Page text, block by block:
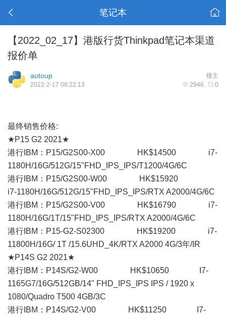
笔记本
【2022_02_17】港版行货Thinkpad笔记本渠道
报价单
楼主
autoup
2946 0
2022-2-17 08:22:13
最终销售价格:
★P15 G2 2021★
港行IBM：P15/G2S00-X00 HK$14500 i7-
1180H/16G/512G/15"FHD_IPS_IPS/T1200/4G/6C
港行IBM：P15/G2S00-W00 HK$15920
i7-1180H/16G/512G/15"FHD_IPS_IPS/RTX A2000/4G/6C
港行IBM：P15/G2S00-V00 HK$16790 i7-
1180H/16G/1T/15"FHD_IPS_IPS/RTX A2000/4G/6C
港行IBM：P15-G2-S02300 HK$19200 i7-
11800H/16G/ 1T /15.6UHD_4K/RTX A2000 4G/3年/IR
★P14S G2 2021★
港行IBM：P14S/G2-W00 HK$10650 I7-
1165G7/16G/512GB/14" FHD_IPS_IPS IPS / 1920 x
1080/Quadro T500 4GB/3C
港行IBM：P14S/G2-V00 HK$11250 I7-